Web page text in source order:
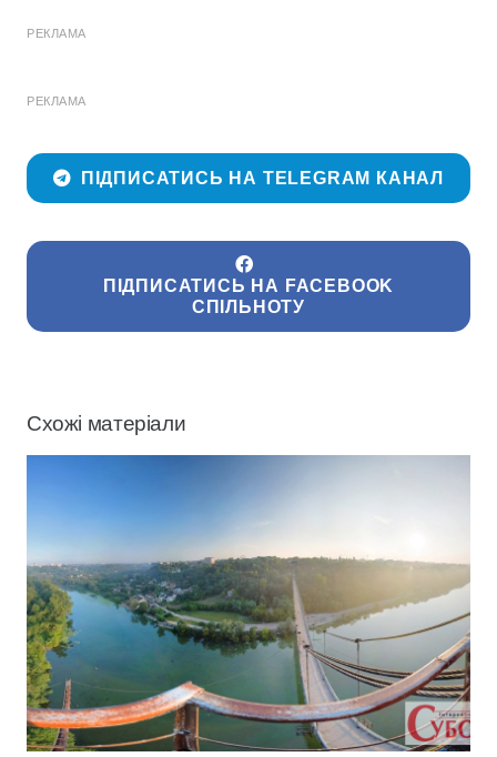
РЕКЛАМА
РЕКЛАМА
ПІДПИСАТИСЬ НА TELEGRAM КАНАЛ
ПІДПИСАТИСЬ НА FACEBOOK
СПІЛЬНОТУ
Схожі матеріали